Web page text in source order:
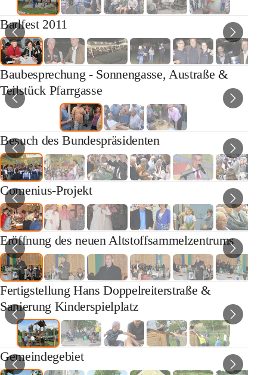
Badfest 2011
Baubesprechung - Sonnengasse, Austraße &
Teilstück Pfarrgasse
Besuch des Bundespräsidenten
Comenius-Projekt
Eröffnung des neuen Altstoffsammelzentrums
Fertigstellung Hans Doppelreiterstraße &
Sanierung Kinderspielplatz
Gemeindegebiet